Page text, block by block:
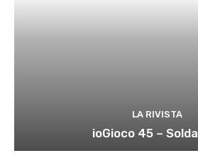
LA RIVISTA
ioGioco 45 –